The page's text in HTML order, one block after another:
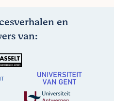
en
van: